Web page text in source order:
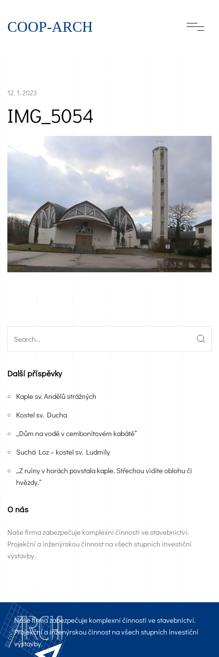
COOP-ARCH
12. 1. 2023
IMG_5054
Další příspěvky
Kaple sv. Andělů strážných
Kostel sv. Ducha
„Dům na vodě v cembonitovém kabátě“
Suchá Loz – kostel sv. Ludmily
„Z ruiny v horách povstala kaple. Střechou vidíte oblohu či
hvězdy.“
O nás
Naše firma zabezpečuje komplexní činnosti ve stavebnictví.
Projekční a inženýrskou činnost na všech stupních investiční
výstavby.
Naše firma zabezpečuje komplexní činnosti ve stavebnictví.
Projekční a inženýrskou činnost na všech stupních investiční
výstavby.